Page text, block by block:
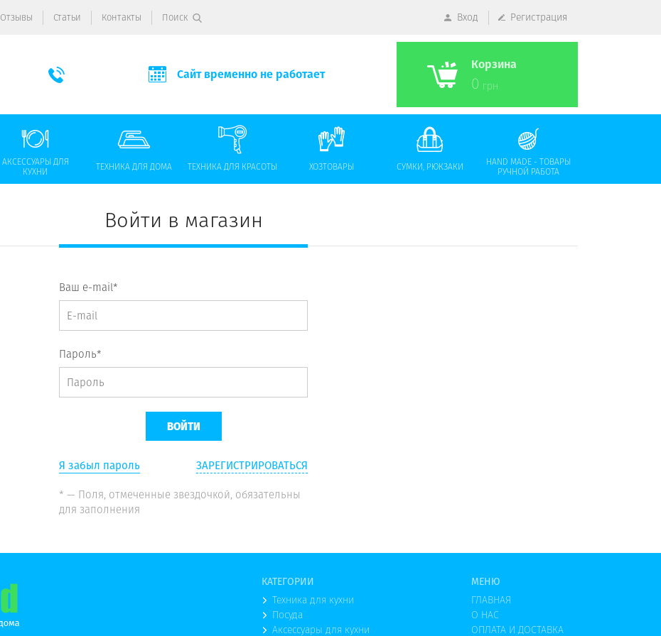
Отзывы Статьи Контакты Поиск Вход Регистрация
Сайт временно не работает
Корзина
0 грн
АКСЕССУАРЫ ДЛЯ
КУХНИ
ТЕХНИКА ДЛЯ ДОМА ТЕХНИКА ДЛЯ КРАСОТЫ ХОЗТОВАРЫ СУМКИ, РЮКЗАКИ
HAND MADE - ТОВАРЫ
РУЧНОЙ РАБОТА
Войти в магазин
Ваш e-mail*
Пароль*
Я забыл пароль
ЗАРЕГИСТРИРОВАТЬСЯ
* — Поля, отмеченные звездочкой, обязательны
для заполнения
КАТЕГОРИИ
Техника для кухни
Посуда
Аксессуары для кухни
МЕНЮ
ГЛАВНАЯ
О НАС
ОПЛАТА И ДОСТАВКА